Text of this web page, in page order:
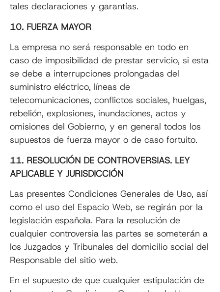
tales declaraciones y garantías.
10. FUERZA MAYOR
La empresa no será responsable en todo en
caso de imposibilidad de prestar servicio, si esta
se debe a interrupciones prolongadas del
suministro eléctrico, líneas de
telecomunicaciones, conflictos sociales, huelgas,
rebelión, explosiones, inundaciones, actos y
omisiones del Gobierno, y en general todos los
supuestos de fuerza mayor o de caso fortuito.
11. RESOLUCIÓN DE CONTROVERSIAS. LEY
APLICABLE Y JURISDICCIÓN
Las presentes Condiciones Generales de Uso, así
como el uso del Espacio Web, se regirán por la
legislación española. Para la resolución de
cualquier controversia las partes se someterán a
los Juzgados y Tribunales del domicilio social del
Responsable del sitio web.
En el supuesto de que cualquier estipulación de